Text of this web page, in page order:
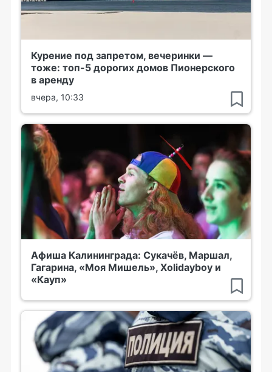
Курение под запретом, вечеринки —
тоже: топ-5 дорогих домов Пионерского
в аренду
вчера, 10:33
Афиша Калининграда: Сукачёв, Маршал,
Гагарина, «Моя Мишель», Xolidayboy и
«Кауп»